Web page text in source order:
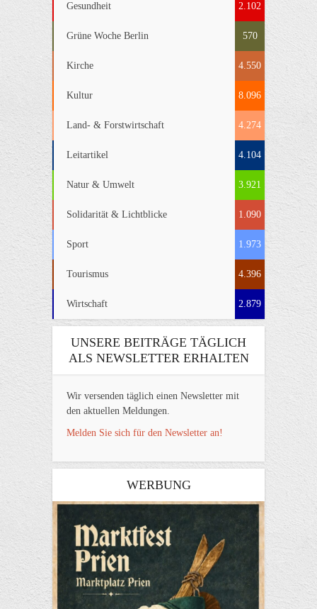
Gesundheit 2.102
Grüne Woche Berlin 570
Kirche 4.550
Kultur 8.096
Land- & Forstwirtschaft 4.274
Leitartikel 4.104
Natur & Umwelt 3.921
Solidarität & Lichtblicke 1.090
Sport 1.973
Tourismus 4.396
Wirtschaft 2.879
UNSERE BEITRÄGE TÄGLICH
ALS NEWSLETTER ERHALTEN
Wir versenden täglich einen Newsletter mit
den aktuellen Meldungen.
Melden Sie sich für den Newsletter an!
WERBUNG